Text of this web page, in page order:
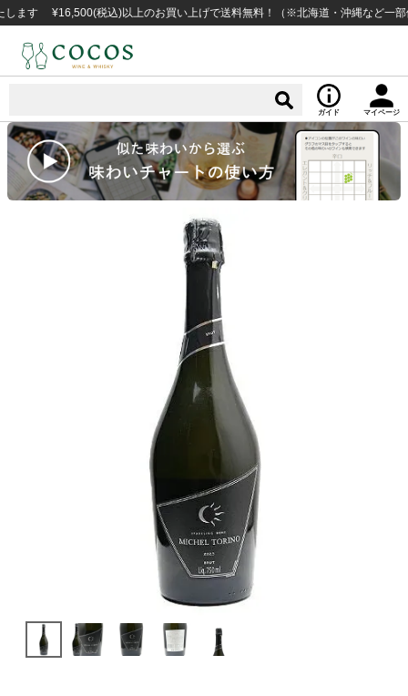
税込)以上のお買い上げで送料無料！（※北海道・沖縄など一部例外地
ガイド マイページ